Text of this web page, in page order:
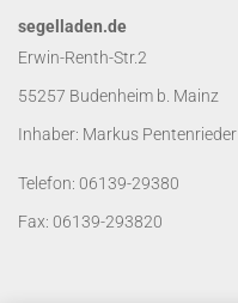
segelladen.de
Erwin-Renth-Str.2
55257 Budenheim b. Mainz
Inhaber: Markus Pentenrieder
Telefon: 06139-29380
Fax: 06139-293820